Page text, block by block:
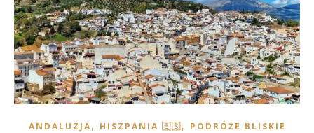
ANDALUZJA, HISZPANIA 🇪🇸, PODRÓŻE BLISKIE